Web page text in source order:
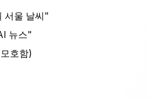
서울 날씨"
뉴스"
호함)